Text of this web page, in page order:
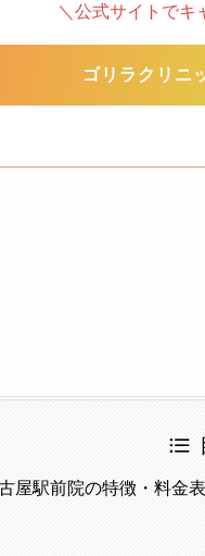
＼公式サイトでキ
ゴリラクリニ
屋駅前院の特徴・料金表